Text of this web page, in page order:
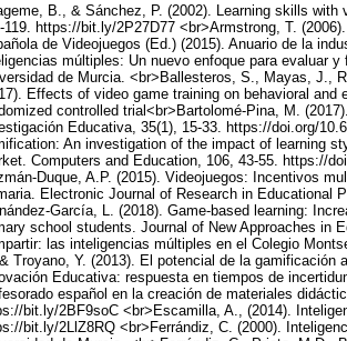
B., & Sánchez, P. (2002). Learning skills
119. https://bit.ly/2P27D77 <br>Armstrong, T.
de Videojuegos (Ed.) (2015). Anuario de la
múltiples: Un nuevo enfoque para evaluar
de Murcia. <br>Ballesteros, S., Mayas, J.,
Effects of video game training on behavioral
controlled trial<br>Bartolomé-Pina, M.
Educativa, 35(1), 15-33. https://doi.org/
An investigation of the impact of learning
Computers and Education, 106, 43-55. https://
Duque, A.P. (2015). Videojuegos: Incentivos
Electronic Journal of Research in Educational
García, L. (2018). Game-based learning:
school students. Journal of New Approaches in
las inteligencias múltiples en el Colegio
Troyano, Y. (2013). El potencial de la
Educativa: respuesta en tiempos de
español en la creación de materiales
bit.ly/2BF9soC <br>Escamilla, A., (2014).
bit.ly/2LlZ8RQ <br>Ferrándiz, C. (2000).